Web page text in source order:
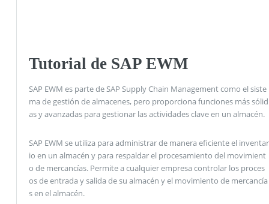
Tutorial de SAP EWM
SAP EWM es parte de SAP Supply Chain Management como el siste
ma de gestión de almacenes, pero proporciona funciones más sólid
as y avanzadas para gestionar las actividades clave en un almacén.
SAP EWM se utiliza para administrar de manera eficiente el inventar
io en un almacén y para respaldar el procesamiento del movimient
o de mercancías. Permite a cualquier empresa controlar los proces
os de entrada y salida de su almacén y el movimiento de mercancía
s en el almacén.